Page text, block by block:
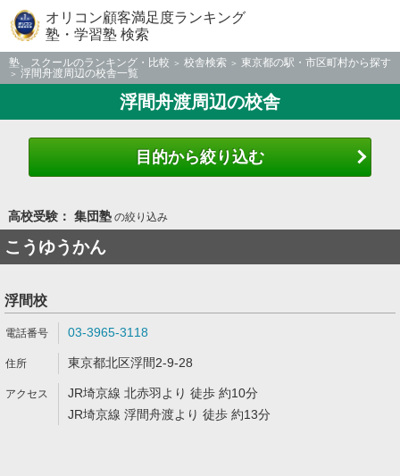
オリコン顧客満足度ランキング
塾・学習塾 検索
塾、スクールのランキング・比較 校舎検索
東京都の駅・市区町村から探す
浮間舟渡周辺の校舎一覧
浮間舟渡周辺の校舎
目的から絞り込む
高校受験： 集団塾の絞り込み
こうゆうかん
浮間校
03-3965-3118
東京都北区浮間2-9-28
JR埼京線 北赤羽より 徒歩 約10分
JR埼京線 浮間舟渡より 徒歩 約13分